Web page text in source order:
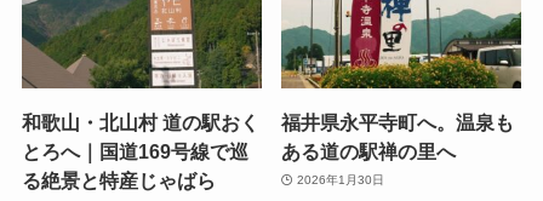
和歌山・北山村 道の駅おく
とろへ｜国道169号線で巡
る絶景と特産じゃばら
福井県永平寺町へ。温泉も
ある道の駅禅の里へ
2026年1月30日